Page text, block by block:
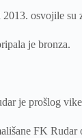
2013. osvojile
je bronza.
je prošlog
FK